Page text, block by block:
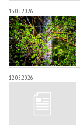
13.05.2026
12.05.2026